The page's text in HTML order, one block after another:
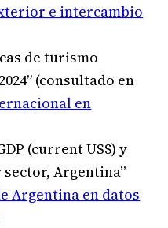
e intercambio
de turismo
(consultado en
en
(current US$) y
Argentina”
Argentina en datos